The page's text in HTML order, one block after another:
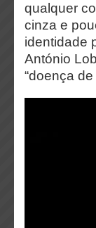
qualquer
cinza e
identidade
António
“doença